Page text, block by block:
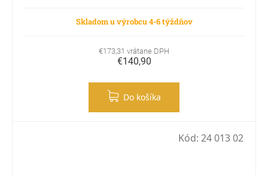
Skladom u výrobcu 4-6 týždňov
€173,31 vrátane DPH
€140,90
Do košíka
Kód: 24 013 02